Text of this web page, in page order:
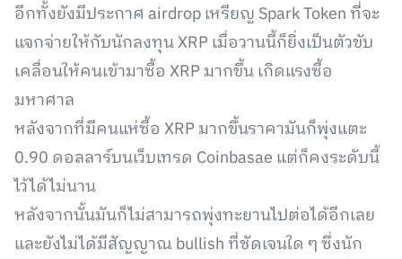
อีกทั้งยังมีประกาศ airdrop เหรียญ Spark Token ที่จะ
แจกจ่ายให้กับนักลงทุน XRP เมื่อวานนี้ก็ยิ่งเป็นตัวขับ
เคลื่อนให้คนเข้ามาซื้อ XRP มากขึ้น เกิดแรงซื้อ
มหาศาล
หลังจากที่มีคนแห่ซื้อ XRP มากขึ้นราคามันก็พุ่งแตะ
0.90 ดอลลาร์บนเว็บเทรด Coinbasae แต่ก็คงระดับนี้
ไว้ได้ไม่นาน
หลังจากนั้นมันก็ไม่สามารถพุ่งทะยานไปต่อได้อีกเลย
และยังไม่ได้มีสัญญาณ bullish ที่ชัดเจนใด ๆ ซึ่งนัก